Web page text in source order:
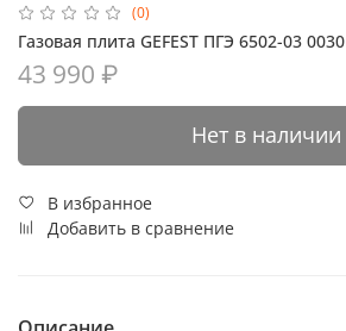
(0)
Газовая плита GEFEST ПГЭ 6502-03 0030
43 990 ₽
Нет в наличии
В избранное
Добавить в сравнение